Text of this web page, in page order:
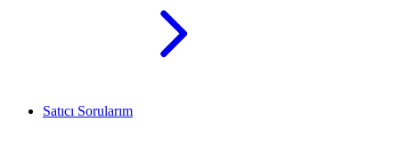
Satıcı Sorularım